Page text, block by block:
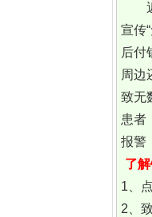
宣传
后付
周边
致无
患者
报警
了
1、
2、